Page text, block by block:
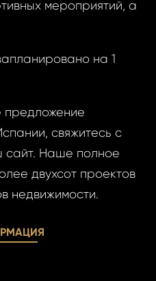
мероприятий, а
на 1
предложение
свяжитесь с
сайт. Наше полное
двухсот проектов
недвижимости.
Даю
Даю